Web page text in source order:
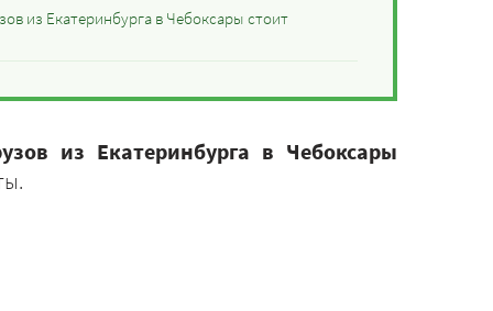
из Екатеринбурга в Чебоксары стоит
из Екатеринбурга в Чебоксары